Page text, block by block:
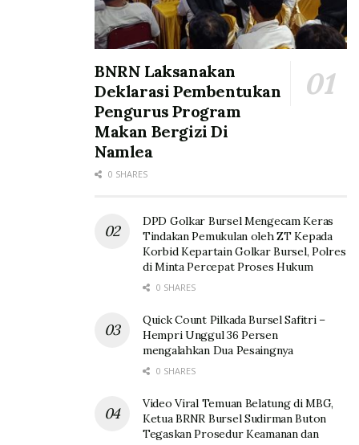
BNRN Laksanakan
Deklarasi Pembentukan
Pengurus Program
Makan Bergizi Di
Namlea
0 SHARES
DPD Golkar Bursel Mengecam Keras
Tindakan Pemukulan oleh ZT Kepada
Korbid Kepartain Golkar Bursel, Polres
di Minta Percepat Proses Hukum
0 SHARES
Quick Count Pilkada Bursel Safitri –
Hempri Unggul 36 Persen
mengalahkan Dua Pesaingnya
0 SHARES
Video Viral Temuan Belatung di MBG,
Ketua BRNR Bursel Sudirman Buton
Tegaskan Prosedur Keamanan dan